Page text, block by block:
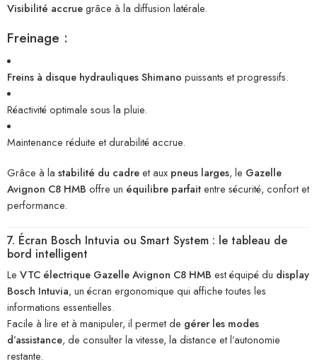
Visibilité accruegrâce à la diffusion latérale.
Freinage :
Freins à disque hydrauliques Shimano puissants et progressifs.
Réactivité optimale sous la pluie.
Maintenance réduite et durabilité accrue.
Grâce à la stabilité du cadreet aux pneus larges, le Gazelle
Avignon C8 HMB offre un équilibre parfaitentre sécurité, confort et
performance.
7. Écran Bosch Intuvia ou Smart System : le tableau de
bord intelligent
Le VTC électrique Gazelle Avignon C8 HMB est équipé du display
Bosch Intuvia, un écran ergonomique qui affiche toutes les
informations essentielles.
Facile à lire et à manipuler, il permet de gérer les modes
d’assistance, de consulter la vitesse, la distance et l’autonomie
restante.